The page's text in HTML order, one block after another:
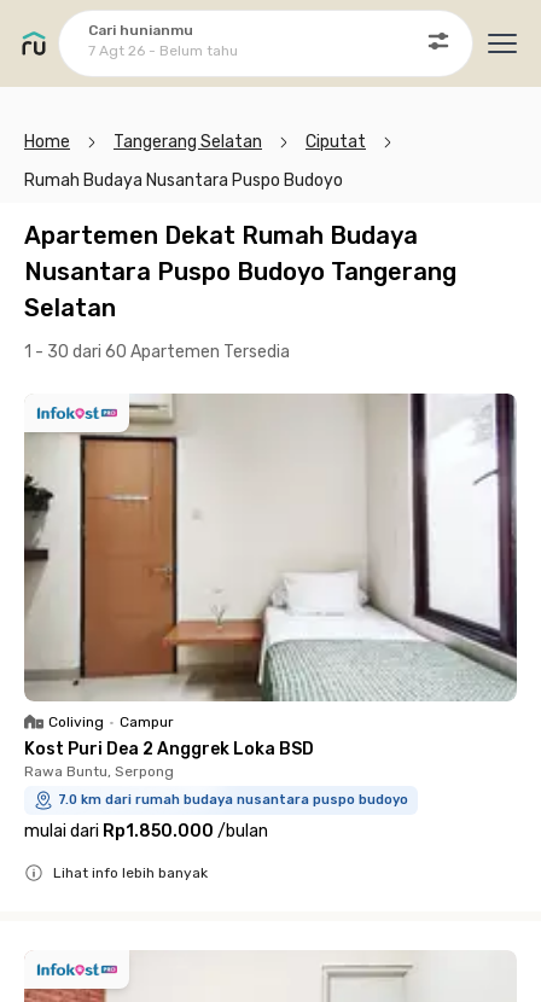
Cari hunianmu
7 Agt 26 - Belum tahu
Home Tangerang Selatan
Ciputat
Rumah Budaya Nusantara Puspo Budoyo
Apartemen Dekat Rumah Budaya
Nusantara Puspo Budoyo Tangerang
Selatan
1 - 30 dari 60 Apartemen Tersedia
Coliving • Campur
Kost Puri Dea 2 Anggrek Loka BSD
Rawa Buntu, Serpong
7.0 km dari rumah budaya nusantara puspo budoyo
mulai dari Rp1.850.000 /bulan
Lihat info lebih banyak